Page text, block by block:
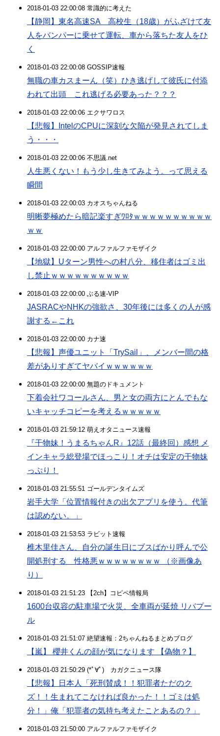
2018-01-03 22:00:08 常識的に考えた
【静岡】東名高速SA 高校生（18歳）がふざけて友
人をバンパーに乗せて運転、車から落ちた友人をひ
く
2018-01-03 22:00:08 GOSSIP速報
無職の車カスまーん（笑）ひき逃げして彼氏に付添
われて出頭 これ逃げる必要あった？？？
2018-01-03 22:00:06 エクサワロス
【悲報】IntelのCPUに深刻な欠陥が発見されてしま
う・・・
2018-01-03 22:00:06 不思議.net
人生悪くない！もう少し生きてみよう。って思える
瞬間
2018-01-03 22:00:03 カオスちゃんねる
明晰夢極めたら暗記楽すぎﾜﾛﾀｗｗｗｗｗｗｗｗｗｗ
ｗｗ
2018-01-03 22:00:00 アルファルファモザイク
【地獄】Uターン男性への村八分、移住者はゴミ出
し禁止ｗｗｗｗｗｗｗｗｗｗ
2018-01-03 22:00:00 ぶる速-VIP
JASRACやNHKの強欲さ、30年後には多くの人が感
謝する←これ
2018-01-03 22:00:00 カナ速
【悲報】声優ユニット「TrySail」、メンバー間の格
差がありすぎてヤバイｗｗｗｗｗｗ
2018-01-03 22:00:00 無題のドキュメント
下着会社ワコールさん、男と女の両方にとんでもな
いキャッチコピーを考えるｗｗｗｗｗ
2018-01-03 21:59:12 萌えオタニュース速報
『干物妹！うまるちゃんR』12話（最終回）感想 メ
インキャラ総登場でほっこり！オチは安定の干物妹
っぷり！
2018-01-03 21:55:51 ゴールデンタイムズ
岩手大学「位置情報付きの出欠アプリを使う。代筆
は認めない。」
2018-01-03 21:53:53 ラビット速報
椎木里佳さん、自分の誕生日にブスばかり呼んで公
開処刑する 性格悪ｗｗｗｗｗｗｗｗ （※画像あ
り）
2018-01-03 21:51:23 【2ch】コピペ情報局
1600台収容の駐車場で火災、全車両が延焼 リバプー
ル
2018-01-03 21:51:07 絶望速報：2ちゃんねるまとめブログ
【嵐】 櫻井くんの顔が気になります 【偽物？】
2018-01-03 21:50:29 (*ﾟ∀ﾟ)ゞカガクニュース隊
【悲報】日本人「死刑賛成！！犯罪者ただのク
ズ！！生まれてこなければ良かった！！ゴミは処
分！」俺「犯罪者の気持ち考えたことあるの？」
2018-01-03 21:50:00 アルファルファモザイク